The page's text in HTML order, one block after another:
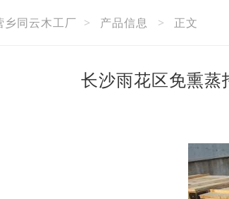
乡同云木工厂 > 产品信息 > 正文
长沙雨花区免熏